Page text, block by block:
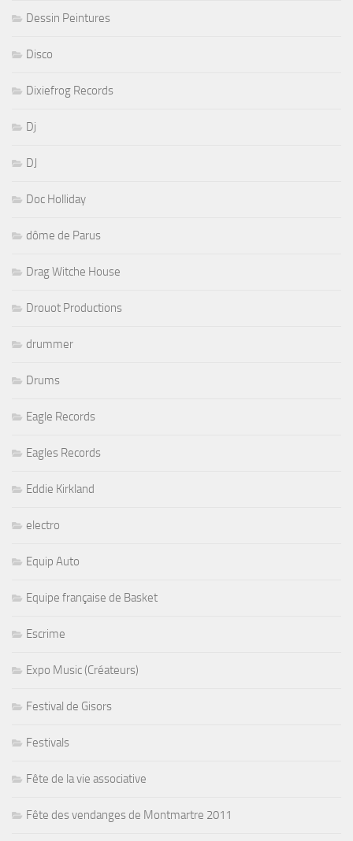
Dessin Peintures
Disco
Dixiefrog Records
Dj
DJ
Doc Holliday
dôme de Parus
Drag Witche House
Drouot Productions
drummer
Drums
Eagle Records
Eagles Records
Eddie Kirkland
electro
Equip Auto
Equipe française de Basket
Escrime
Expo Music (Créateurs)
Festival de Gisors
Festivals
Fête de la vie associative
Fête des vendanges de Montmartre 2011